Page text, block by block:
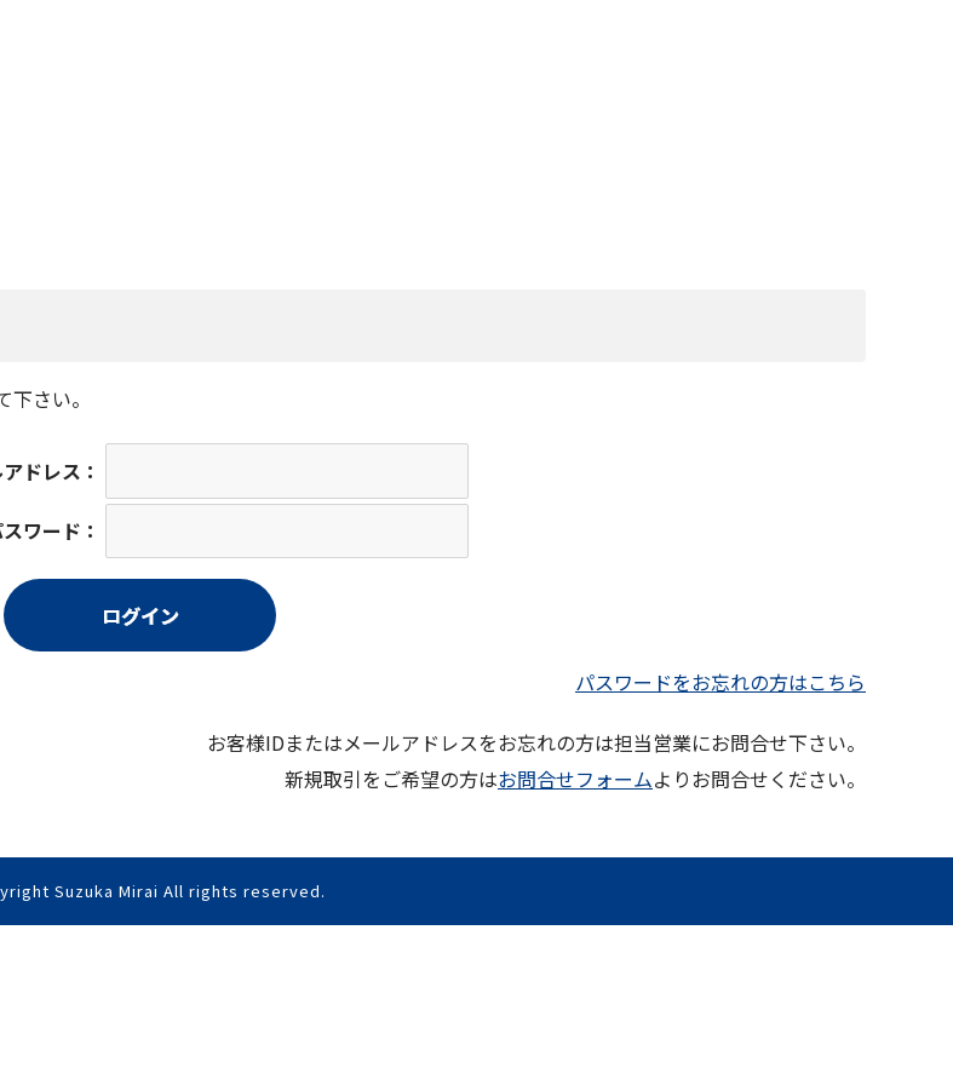
さい。
ドレス：
ワード：
パスワードをお忘れの方はこちら
お客様IDまたはメールアドレスをお忘れの方は担当営業にお問合せ下さい。
新規取引をご希望の方はお問合せフォームよりお問合せください。
Suzuka Mirai All rights reserved.